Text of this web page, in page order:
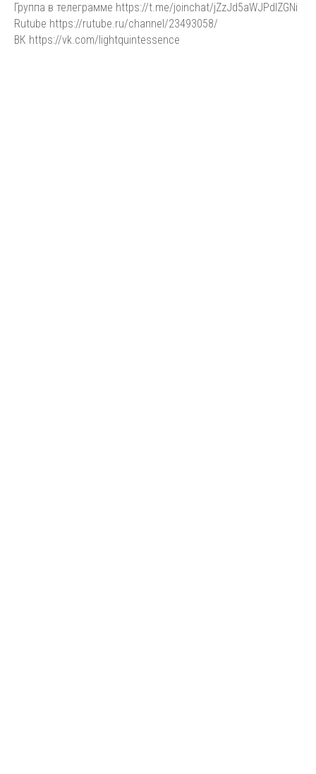
Группа в телеграмме https://t.me/joinchat/jZzJd5aWJPdlZGNi
Rutube https://rutube.ru/channel/23493058/
ВК https://vk.com/lightquintessence